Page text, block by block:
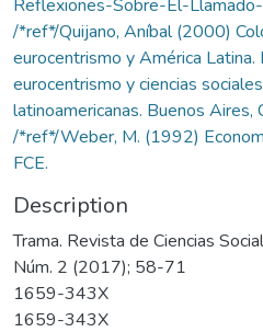
Reflexiones-Sobre-El-
/*ref*/Quijano, Aníbal (2000)
eurocentrismo y América Latina.
eurocentrismo y ciencias
latinoamericanas. Buenos Aires,
/*ref*/Weber, M. (1992)
FCE.
Description
Trama. Revista de Ciencias
Núm. 2 (2017); 58-71
1659-343X
1659-343X